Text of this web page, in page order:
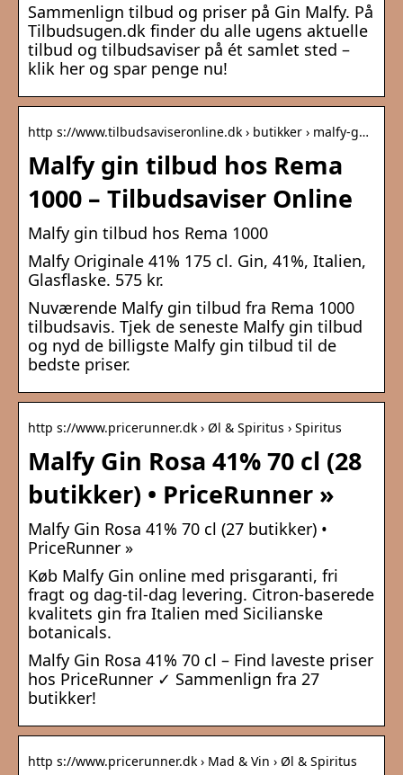
Sammenlign tilbud og priser på Gin Malfy. På
Tilbudsugen.dk finder du alle ugens aktuelle
tilbud og tilbudsaviser på ét samlet sted –
klik her og spar penge nu!
http s://www.tilbudsaviseronline.dk › butikker › malfy-g…
Malfy gin tilbud hos Rema
1000 – Tilbudsaviser Online
Malfy gin tilbud hos Rema 1000
Malfy Originale 41% 175 cl. Gin, 41%, Italien,
Glasflaske. 575 kr.
Nuværende Malfy gin tilbud fra Rema 1000
tilbudsavis. Tjek de seneste Malfy gin tilbud
og nyd de billigste Malfy gin tilbud til de
bedste priser.
http s://www.pricerunner.dk › Øl & Spiritus › Spiritus
Malfy Gin Rosa 41% 70 cl (28
butikker) • PriceRunner »
Malfy Gin Rosa 41% 70 cl (27 butikker) •
PriceRunner »
Køb Malfy Gin online med prisgaranti, fri
fragt og dag-til-dag levering. Citron-baserede
kvalitets gin fra Italien med Sicilianske
botanicals.
Malfy Gin Rosa 41% 70 cl – Find laveste priser
hos PriceRunner ✓ Sammenlign fra 27
butikker!
http s://www.pricerunner.dk › Mad & Vin › Øl & Spiritus